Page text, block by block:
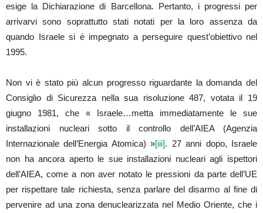
esige la Dichiarazione di Barcellona. Pertanto, i progressi per
arrivarvi sono soprattutto stati notati per la loro assenza da
quando Israele si è impegnato a perseguire quest’obiettivo nel
1995.
Non vi è stato più alcun progresso riguardante la domanda del
Consiglio di Sicurezza nella sua risoluzione 487, votata il 19
giugno 1981, che « Israele…metta immediatamente le sue
installazioni nucleari sotto il controllo dell’AIEA (Agenzia
Internazionale dell’Energia Atomica) »[iii]. 27 anni dopo, Israele
non ha ancora aperto le sue installazioni nucleari agli ispettori
dell’AIEA, come a non aver notato le pressioni da parte dell’UE
per rispettare tale richiesta, senza parlare del disarmo al fine di
pervenire ad una zona denuclearizzata nel Medio Oriente, che i